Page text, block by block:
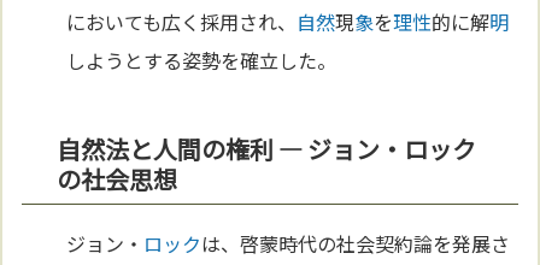
においても広く採用され、 自然現象を理性的に解明
しようとする姿勢を確立した。
自然法と人間の権利 — ジョン・ロック
の社会思想
ジョン・ ロックは、啓蒙時代の社会契約論を発展さ